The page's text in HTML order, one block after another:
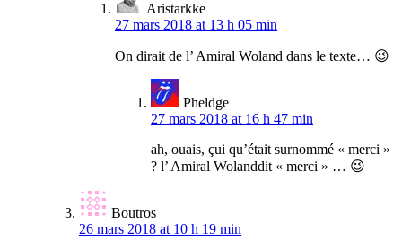
Aristarkke
27 mars 2018 at 13 h 05 min
On dirait de l’ Amiral Woland dans le texte… 😉
Pheldge
27 mars 2018 at 16 h 47 min
ah, ouais, çui qu’était surnommé « merci »
? l’ Amiral Wolanddit « merci » … 😉
Boutros
26 mars 2018 at 10 h 19 min